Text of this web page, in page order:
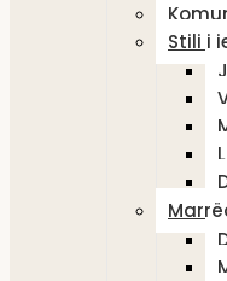
Stili i